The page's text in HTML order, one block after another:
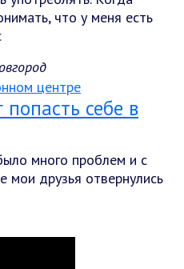
что у меня есть
себе в
много проблем и с
мои друзья отвернулись